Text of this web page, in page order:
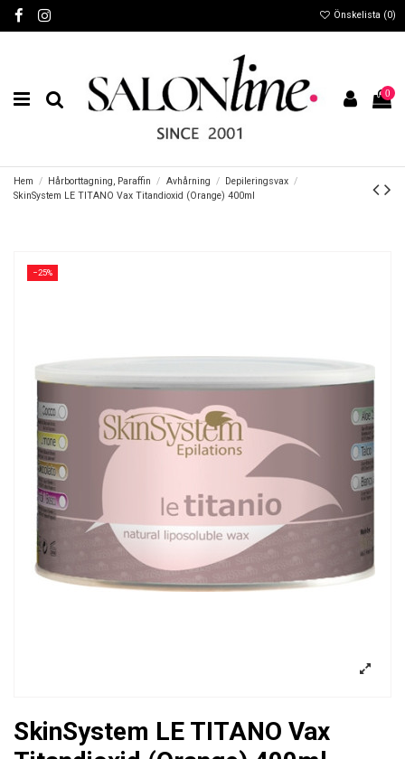
Önskelista (0)
0
Hem Hårborttagning, Paraffin Avhårning
Depileringsvax
SkinSystem LE TITANO Vax Titandioxid (Orange) 400ml
−25%
SkinSystem LE TITANO Vax